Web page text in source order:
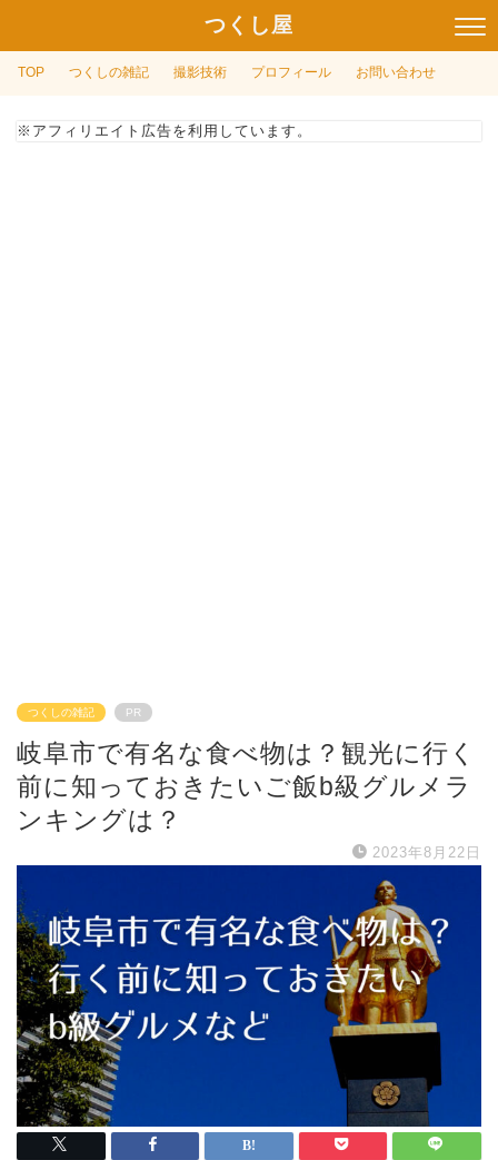
つくし屋
TOP つくしの雑記 撮影技術 プロフィール お問い合わせ
※アフィリエイト広告を利用しています。
つくしの雑記 PR
岐阜市で有名な食べ物は？観光に行く
前に知っておきたいご飯b級グルメラ
ンキングは？
2023年8月22日